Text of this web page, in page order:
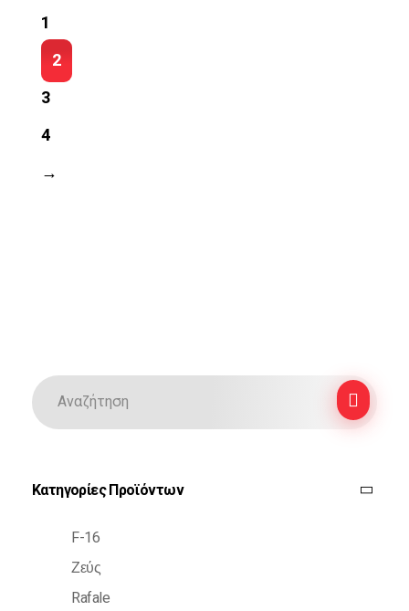
1
2
3
4
→
Κατηγορίες Προϊόντων
F-16
Ζεύς
Rafale